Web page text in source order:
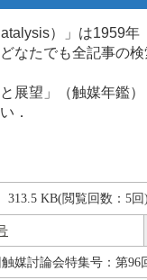
）」は1959
なたでも全記事の
展望」（触媒年鑑
．
313.5 KB(閲覧回数：5回)
媒討論会特集号：第96